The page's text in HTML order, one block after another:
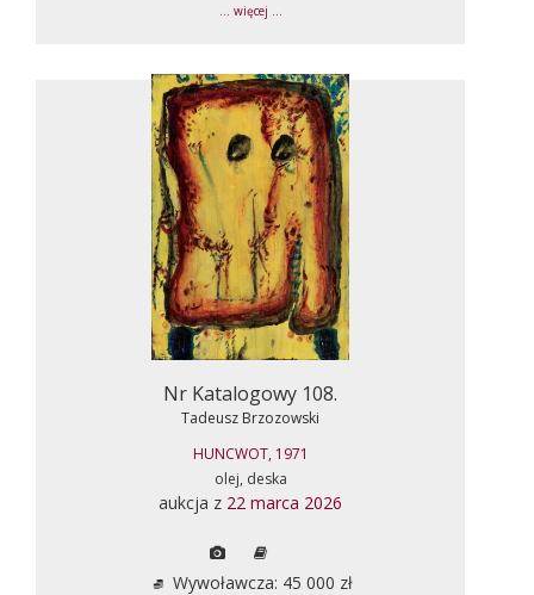
... więcej ...
Nr Katalogowy 108.
Tadeusz Brzozowski
HUNCWOT, 1971
olej, deska
aukcja z 22 marca 2026
Wywoławcza: 45 000 zł